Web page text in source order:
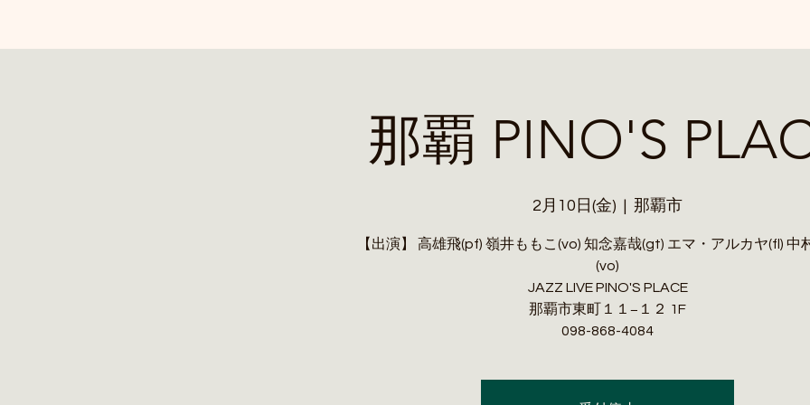
那覇 PINO'S
2月10日(金)
  |
那覇市
【出演】 高雄飛(pf) 嶺井ももこ(vo) 知念嘉哉(gt) エマ・アルカヤ(fl) 中
(vo)
JAZZ LIVE PINO'S PLACE
那覇市東町１１−１２ 1F
098-868-4084